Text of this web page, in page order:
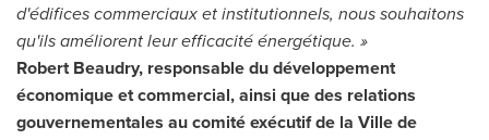
d'édifices commerciaux et institutionnels, nous souhaitons
qu'ils améliorent leur efficacité énergétique. »
Robert Beaudry, responsable du développement
économique et commercial, ainsi que des relations
gouvernementales au comité exécutif de la Ville de